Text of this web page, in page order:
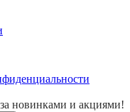
новинками и акциями!